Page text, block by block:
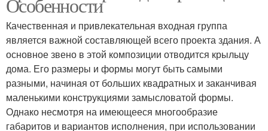
Качественная и привлекательная входная группа
является важной составляющей всего проекта здания. А
основное звено в этой композиции отводится крыльцу
дома. Его размеры и формы могут быть самыми
разными, начиная от больших квадратных и заканчивая
маленькими конструкциями замысловатой формы.
Однако несмотря на имеющееся многообразие
габаритов и вариантов исполнения, при использовании